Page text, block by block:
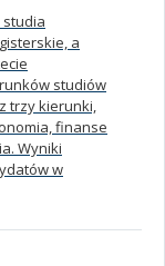
studia
a
studiów
trzy kierunki,
finanse
Wyniki
w